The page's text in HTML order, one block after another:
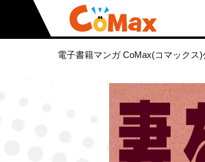
電子書籍マンガ CoMax(コマックス